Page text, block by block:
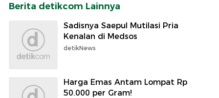
Berita detikcom Lainnya
Sadisnya Saepul Mutilasi Pria
Kenalan di Medsos
detikNews
Harga Emas Antam Lompat Rp
50.000 per Gram!